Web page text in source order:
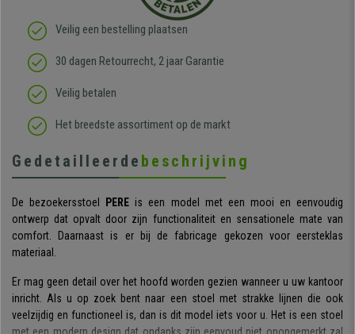
Veilig een bestelling plaatsen
30 dagen Retourrecht, 2 jaar Garantie
Veilig betalen
Het breedste assortiment op de markt
Gedetailleerde beschrijving
De bezoekersstoel PERE is een model met een mooi en eenvoudig
ontwerp dat opvalt door zijn functionaliteit en sensationele mate van
comfort. Daarnaast is er bij de fabricage gekozen voor eersteklas
materiaal.
Er mag geen detail over het hoofd worden gezien wanneer u uw kantoor
inricht. Als u op zoek bent naar een stoel met strakke lijnen die ook
veelzijdig en functioneel is, dan is dit model iets voor u. Het is een stoel